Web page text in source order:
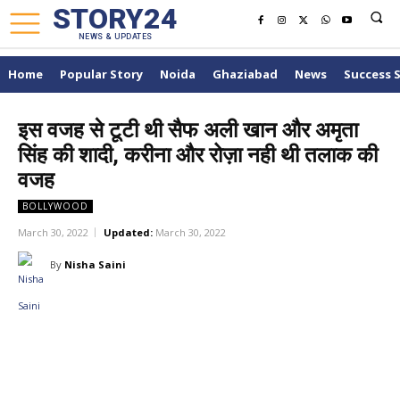
STORY24
NEWS & UPDATES
Home Popular Story Noida Ghaziabad News Success
इस वजह से टूटी थी सैफ अली खान और अमृता
सिंह की शादी, करीना और रोज़ा नही थी तलाक की
वजह
BOLLYWOOD
March 30, 2022 Updated: March 30, 2022
By Nisha Saini